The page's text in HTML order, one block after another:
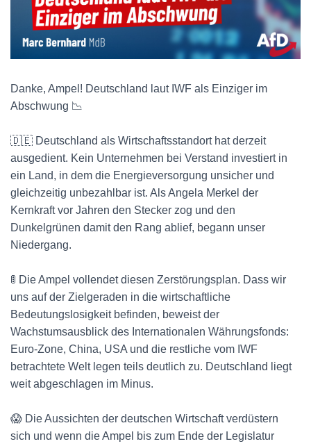
Danke, Ampel! Deutschland laut IWF als Einziger im
Abschwung 📉
🇩🇪 Deutschland als Wirtschaftsstandort hat derzeit
ausgedient. Kein Unternehmen bei Verstand investiert in
ein Land, in dem die Energieversorgung unsicher und
gleichzeitig unbezahlbar ist. Als Angela Merkel der
Kernkraft vor Jahren den Stecker zog und den
Dunkelgrünen damit den Rang ablief, begann unser
Niedergang.
🚦 Die Ampel vollendet diesen Zerstörungsplan. Dass wir
uns auf der Zielgeraden in die wirtschaftliche
Bedeutungslosigkeit befinden, beweist der
Wachstumsausblick des Internationalen Währungsfonds:
Euro-Zone, China, USA und die restliche vom IWF
betrachtete Welt legen teils deutlich zu. Deutschland liegt
weit abgeschlagen im Minus.
😱 Die Aussichten der deutschen Wirtschaft verdüstern
sich und wenn die Ampel bis zum Ende der Legislatur